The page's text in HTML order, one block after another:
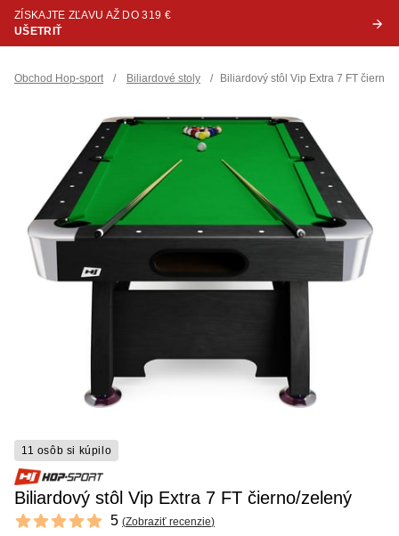
ZÍSKAJTE ZĽAVU AŽ DO 319 €
UŠETRIŤ
Obchod Hop-sport / Biliardové stoly / Biliardový stôl Vip Extra 7 FT čierno/
11 osôb si kúpilo
Biliardový stôl Vip Extra 7 FT čierno/zelený
Reviews
5 out of 5 stars 5 (Zobraziť recenzie)